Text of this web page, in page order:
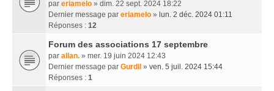
par eriamelo » dim. 22 sept. 2024 18:22
Dernier message par eriamelo » lun. 2 déc. 2024 01:11
Réponses : 12
Forum des associations 17 septembre
par allan. » mer. 19 juin 2024 12:43
Dernier message par Gurdil » ven. 5 juil. 2024 15:44
Réponses : 1